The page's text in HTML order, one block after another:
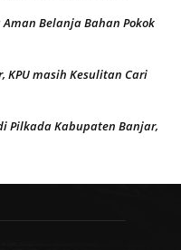
Aman Belanja Bahan Pokok
KPU masih Kesulitan Cari
di Pilkada Kabupaten Banjar,